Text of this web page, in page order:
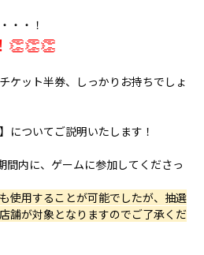
・・！
👏👏👏
ケット半券、しっかりお持ちでしょ
についてご説明いたします！
間内に、ゲームに参加してくださっ
使用することが可能でしたが、抽選
舗が対象となりますのでご了承くだ